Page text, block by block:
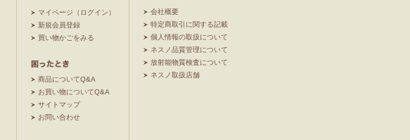
マイページ（ログイン）
新規会員登録
買い物かごをみる
商品についてQ&A
お買い物についてQ&A
サイトマップ
お問い合わせ
会社概要
特定商取引に関する記載
個人情報の取扱について
ネスノ品質管理について
放射能物質検査について
ネスノ取扱店舗